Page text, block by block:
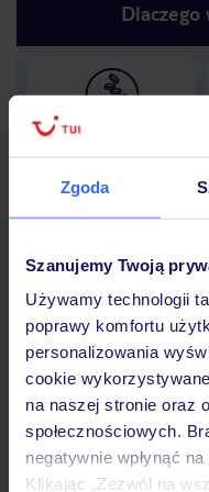
Zgoda
Szanujemy Twoją
Używamy technologii
poprawy komfortu
personalizowania
cookie
na naszej stronie oraz
społecznościowych.
negatywnie wpłynąć
Klikając „Zezwól na
Lider niskich cen
Hotel
Opinie
Pokoje